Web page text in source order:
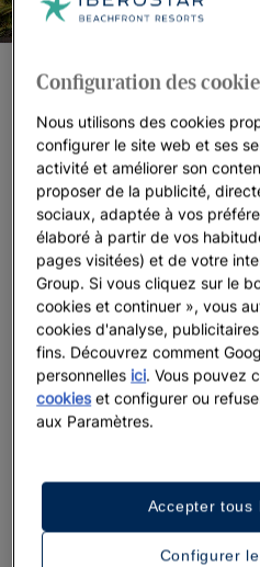
Iberostar Beachfront
dans les
Chez Iberostar, nous ne
de nos resorts en bord de
emplacements à couper le
attentionné, et une véritable
cadre parfait pour créer des
croyons fermement qu’il faut
tout en préservant les
resorts pour que les
Configuration des
Nous utilisons des cookies
configurer le site web et ses
activité et améliorer son
proposer de la publicité,
sociaux, adaptée à vos
élaboré à partir de vos
pages visitées) et de votre
Group. Si vous cliquez sur le
cookies et continuer », vous
cookies d'analyse,
fins. Découvrez comment
personnelles ici. Vous pouvez
cookies et configurer ou
aux Paramètres.
Configurer
Accepter tous